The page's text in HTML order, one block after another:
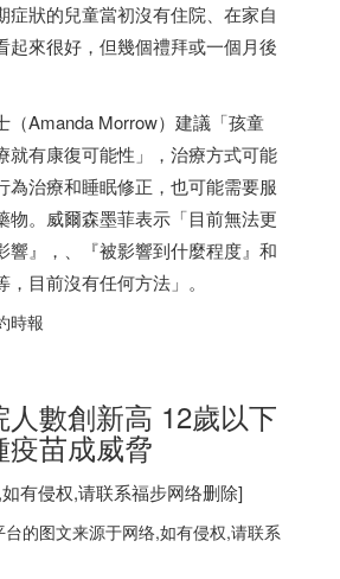
症狀的兒童當初沒有住院、在家自
起來很好，但幾個禮拜或一個月後
（Amanda Morrow）建議「孩童
就有康復可能性」，治療方式可能
為治療和睡眠修正，也可能需要服
物。威爾森墨菲表示「目前無法更
響』，、『被影響到什麼程度』和
，目前沒有任何方法」。
時報
人數創新高 12歲以下
苗成威脅
有侵权,请联系福步网络删除]
台的图文来源于网络,如有侵权,请联系